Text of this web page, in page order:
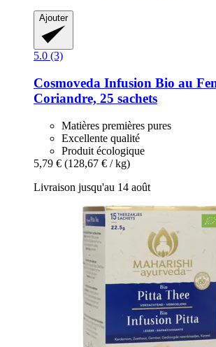
Ajouter
5.0 (3)
Cosmoveda Infusion Bio au
Coriandre, 25 sachets
Matières premières pures
Excellente qualité
Produit écologique
5,79 € (128,67 € / kg)
Livraison jusqu'au 14 août